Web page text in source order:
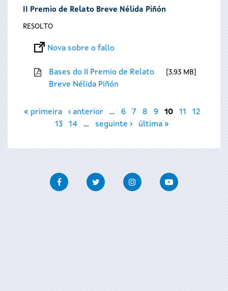
II Premio de Relato Breve Nélida Piñón
RESOLTO
Nova sobre o fallo
Bases do II Premio de Relato
Breve Nélida Piñón
3.93 MB
Páxinas
« primeira ‹ anterior … 6 7 8 9 10 11
12
13
14 … seguinte › última »
FacebookTwitter InstagramYoutube